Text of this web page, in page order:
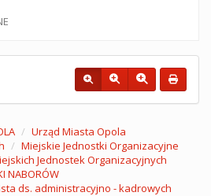
Urząd Miasta Opola
Miejskie Jednostki Organizacyjne
Jednostek Organizacyjnych
NABORÓW
ds. administracyjno - kadrowych